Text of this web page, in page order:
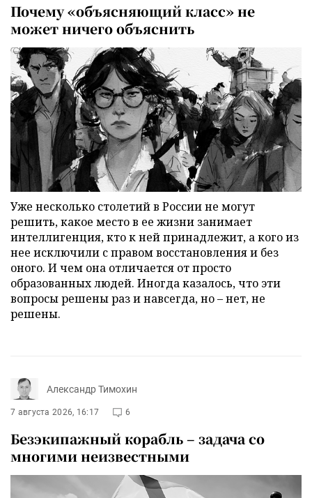
Почему «объясняющий класс» не
может ничего объяснить
Уже несколько столетий в России не могут
решить, какое место в ее жизни занимает
интеллигенция, кто к ней принадлежит, а кого из
нее исключили с правом восстановления и без
оного. И чем она отличается от просто
образованных людей. Иногда казалось, что эти
вопросы решены раз и навсегда, но – нет, не
решены.
Александр Тимохин
7 августа 2026, 16:17 6
Безэкипажный корабль – задача со
многими неизвестными